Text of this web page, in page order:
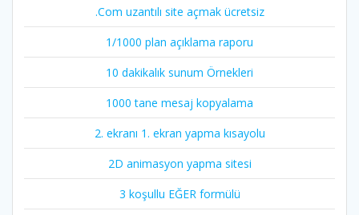
.Com uzantılı site açmak ücretsiz
1/1000 plan açıklama raporu
10 dakikalık sunum Örnekleri
1000 tane mesaj kopyalama
2. ekranı 1. ekran yapma kısayolu
2D animasyon yapma sitesi
3 koşullu EĞER formülü